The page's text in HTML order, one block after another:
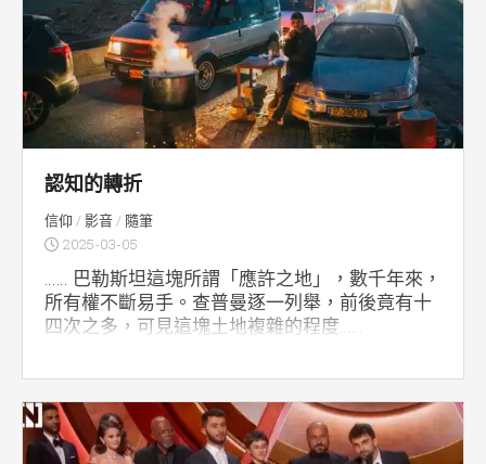
認知的轉折
信仰 /影音/ 隨筆
2025-03-05
…… 巴勒斯坦這塊所謂「應許之地」，數千年來，
所有權不斷易手。查普曼逐一列舉，前後竟有十
四次之多，可見這塊土地複雜的程度……